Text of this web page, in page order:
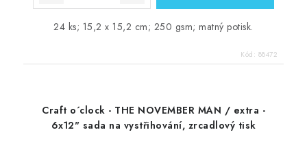
24 ks; 15,2 x 15,2 cm; 250 gsm; matný potisk.
Kód: 88472
Craft o´clock - THE NOVEMBER MAN / extra -
6x12" sada na vystřihování, zrcadlový tisk